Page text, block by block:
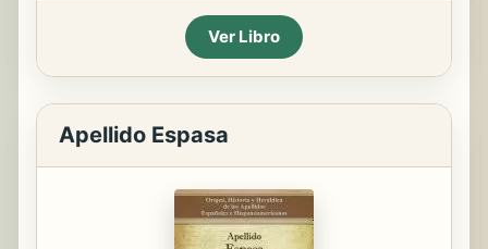
Ver Libro
Apellido Espasa